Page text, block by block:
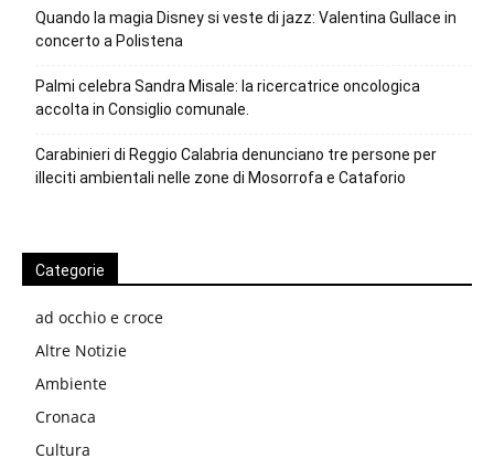
Quando la magia Disney si veste di jazz: Valentina Gullace in
concerto a Polistena
Palmi celebra Sandra Misale: la ricercatrice oncologica
accolta in Consiglio comunale.
Carabinieri di Reggio Calabria denunciano tre persone per
illeciti ambientali nelle zone di Mosorrofa e Cataforio
Categorie
ad occhio e croce
Altre Notizie
Ambiente
Cronaca
Cultura